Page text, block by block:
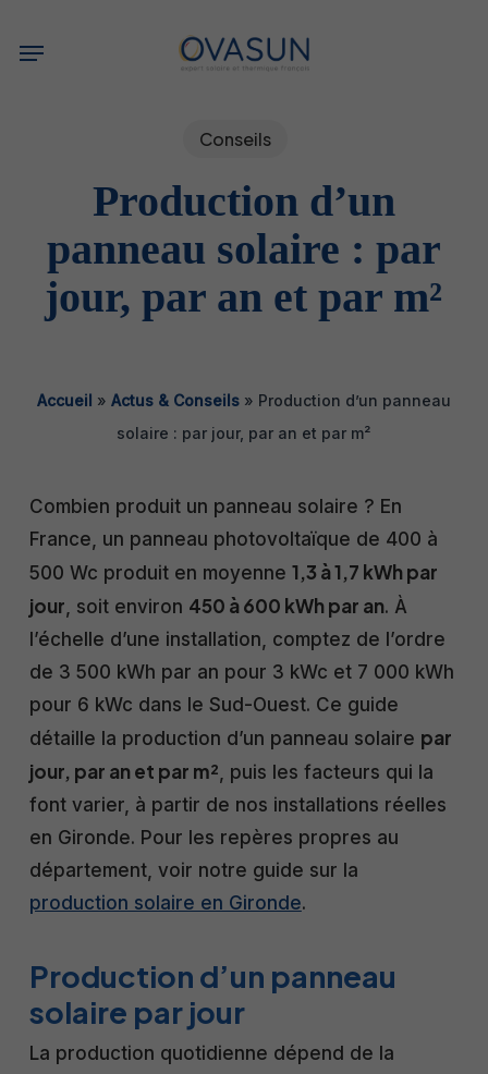
Menu
Conseils
Production d’un
panneau solaire : par
jour, par an et par m²
Accueil » Actus & Conseils» Production d’un panneau
solaire : par jour, par an et par m²
Combien produit un panneau solaire ? En
France, un panneau photovoltaïque de 400 à
500 Wc produit en moyenne 1,3 à 1,7 kWh par
jour , soit environ 450 à 600 kWh par an. À
l’échelle d’une installation, comptez de l’ordre
de 3 500 kWh par an pour 3 kWc et 7 000 kWh
pour 6 kWc dans le Sud-Ouest. Ce guide
détaille la production d’un panneau solaire par
jour, par an et par m² , puis les facteurs qui la
font varier, à partir de nos installations réelles
en Gironde. Pour les repères propres au
département, voir notre guide sur la
production solaire en Gironde.
Production d’un panneau
solaire par jour
La production quotidienne dépend de la